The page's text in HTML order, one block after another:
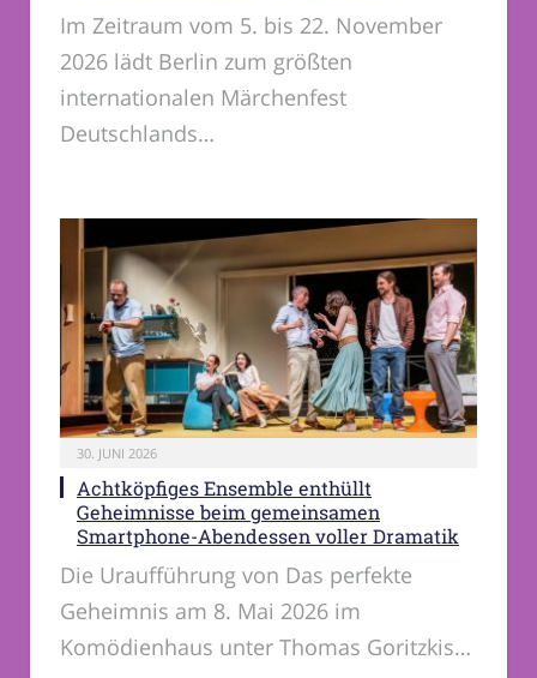
Im Zeitraum vom 5. bis 22. November
2026 lädt Berlin zum größten
internationalen Märchenfest
Deutschlands…
30. JUNI 2026
Achtköpfiges Ensemble enthüllt
Geheimnisse beim gemeinsamen
Smartphone-Abendessen voller Dramatik
Die Uraufführung von Das perfekte
Geheimnis am 8. Mai 2026 im
Komödienhaus unter Thomas Goritzkis…